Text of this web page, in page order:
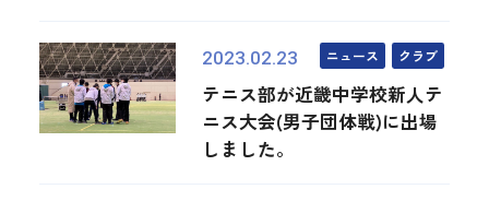
2023.02.23 ニュース クラブ
テニス部が近畿中学校新人テ
ニス大会(男子団体戦)に出場
しました。